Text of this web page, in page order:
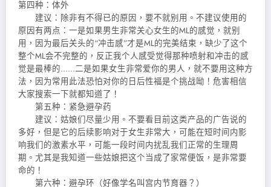
第四种：体外
建议：除非有不得已的原因，要不就别用。不建议使用的
原因有两点：一是如果男生非常关心女生的ML的感觉，就别
用，因为最后关头的“冲击感”才是ML的完美结束，缺少了这个
整个ML会不完整的，反正我个人感受觉得那种喷射和冲击的感
觉是最棒的……二是如果女生非常爱你的男人，就不要用这种方
法，因为常用此法恐怕对你的日后性福是个挑战呦！危害相信
大家搜索一下就都知道了！
第五种：紧急避孕药
建议：姑娘们尽量少用。不要看目前这类产品的广告说的
多好，但是它的后续影响对于女生非常大，可能在短时间内影
响我们的激素水平，可能一段时间内扰乱我们正常的生理周
期。尤其是我知道一些姑娘把这个当成了家常便饭，是非常要
命的！
第六种：避孕环（好像学名叫宫内节育器？）